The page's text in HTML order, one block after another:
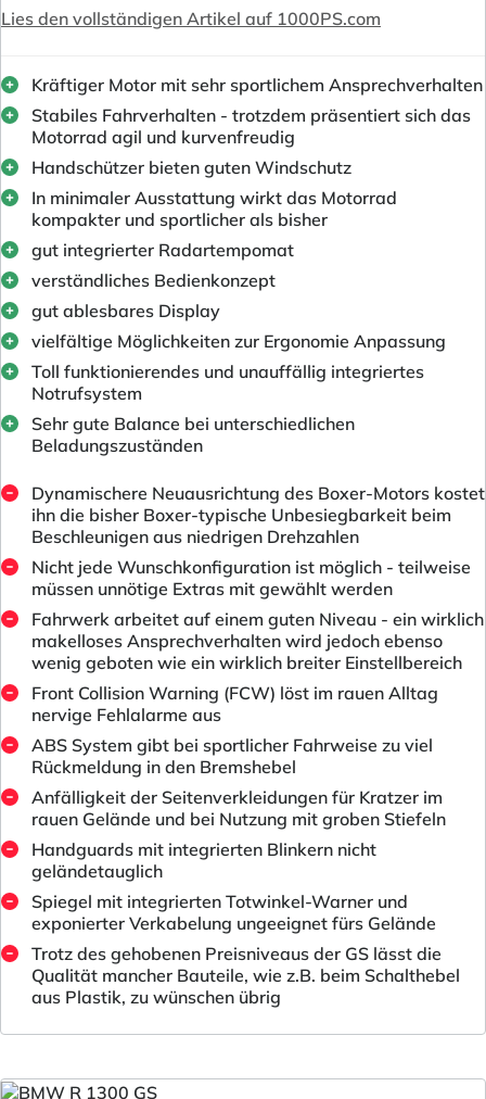
Lies den vollständigen Artikel auf 1000PS.com
Kräftiger Motor mit sehr sportlichem Ansprechverhalten
Stabiles Fahrverhalten - trotzdem präsentiert sich das
Motorrad agil und kurvenfreudig
Handschützer bieten guten Windschutz
In minimaler Ausstattung wirkt das Motorrad
kompakter und sportlicher als bisher
gut integrierter Radartempomat
verständliches Bedienkonzept
gut ablesbares Display
vielfältige Möglichkeiten zur Ergonomie Anpassung
Toll funktionierendes und unauffällig integriertes
Notrufsystem
Sehr gute Balance bei unterschiedlichen
Beladungszuständen
Dynamischere Neuausrichtung des Boxer-Motors kostet
ihn die bisher Boxer-typische Unbesiegbarkeit beim
Beschleunigen aus niedrigen Drehzahlen
Nicht jede Wunschkonfiguration ist möglich - teilweise
müssen unnötige Extras mit gewählt werden
Fahrwerk arbeitet auf einem guten Niveau - ein wirklich
makelloses Ansprechverhalten wird jedoch ebenso
wenig geboten wie ein wirklich breiter Einstellbereich
Front Collision Warning (FCW) löst im rauen Alltag
nervige Fehlalarme aus
ABS System gibt bei sportlicher Fahrweise zu viel
Rückmeldung in den Bremshebel
Anfälligkeit der Seitenverkleidungen für Kratzer im
rauen Gelände und bei Nutzung mit groben Stiefeln
Handguards mit integrierten Blinkern nicht
geländetauglich
Spiegel mit integrierten Totwinkel-Warner und
exponierter Verkabelung ungeeignet fürs Gelände
Trotz des gehobenen Preisniveaus der GS lässt die
Qualität mancher Bauteile, wie z.B. beim Schalthebel
aus Plastik, zu wünschen übrig